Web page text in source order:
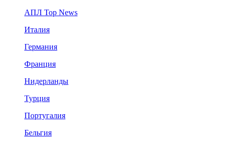
АПЛ Top News
Италия
Германия
Франция
Нидерланды
Турция
Португалия
Бельгия